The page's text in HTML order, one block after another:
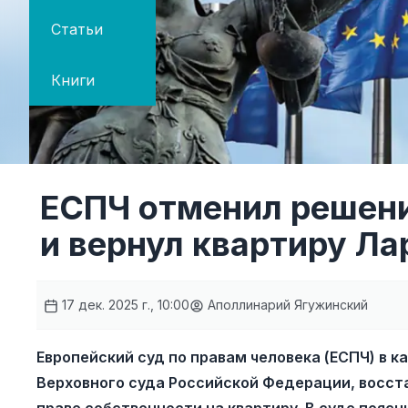
Статьи
Книги
ЕСПЧ отменил
и вернул квартиру
17 дек. 2025 г., 10:00 Аполлинарий Ягужинский
Европейский суд по правам человека (ЕСПЧ) в
Верховного суда Российской Федерации,